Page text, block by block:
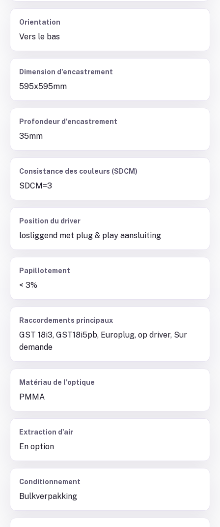
Orientation
Vers le bas
Dimension d'encastrement
595x595mm
Profondeur d'encastrement
35mm
Consistance des couleurs (SDCM)
SDCM=3
Position du driver
losliggend met plug & play aansluiting
Papillotement
< 3%
Raccordements principaux
GST 18i3, GST18i5pb, Europlug, op driver, Sur
demande
Matériau de l'optique
PMMA
Extraction d'air
En option
Conditionnement
Bulkverpakking